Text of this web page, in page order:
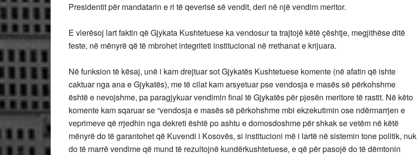
Presidentit për mandatarin e ri të qeverisë së vendit, deri në një vendim meritor.
E vlerësoj lart faktin që Gjykata Kushtetuese ka vendosur ta trajtojë këtë çështje, megjithëse ditë
feste, në mënyrë që të mbrohet integriteti institucional në rrethanat e krijuara.
Në funksion të kësaj, unë i kam drejtuar sot Gjykatës Kushtetuese komente (në afatin që ishte
caktuar nga ana e Gjykatës), me të cilat kam arsyetuar pse vendosja e masës së përkohshme
është e nevojshme, pa paragjykuar vendimin final të Gjykatës për pjesën meritore të rastit. Në këto
komente kam sqaruar se “vendosja e masës së përkohshme mbi ekzekutimin ose ndërmarrjen e
veprimeve që rrjedhin nga dekreti është po ashtu e domosdoshme për shkak se vetëm në këtë
mënyrë do të garantohet që Kuvendi i Kosovës, si institucioni më i lartë në sistemin tone politik, nuk
do të marrë vendime që mund të rezultojnë kundërkushtetuese, e që për pasojë do të dëmtonin